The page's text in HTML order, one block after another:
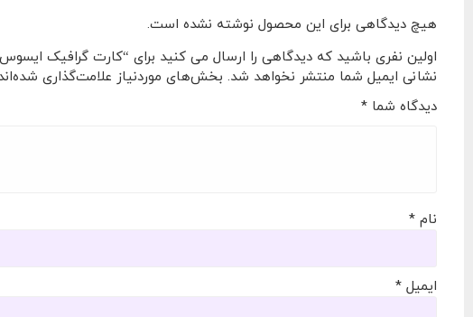
هیچ دیدگاهی برای این محصول نوشته نشده است.
اولین نفری باشید که دیدگاهی را ارسال می کنید برای “کارت گرافیک ایسوس Dual RTX 4060 TI SSD OC Edition 8GB GDDR6”
نشانی ایمیل شما منتشر نخواهد شد. بخش‌های موردنیاز علامت‌گذاری
دیدگاه شما *
نام *
ایمیل *